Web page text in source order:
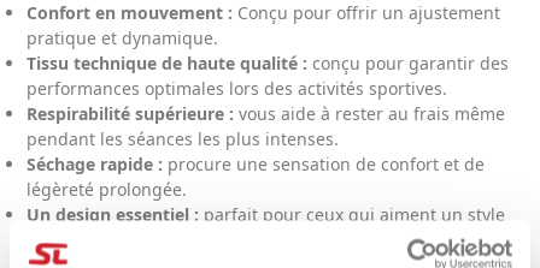
Confort en mouvement : Conçu pour offrir un ajustement
pratique et dynamique.
Tissu technique de haute qualité : conçu pour garantir des
performances optimales lors des activités sportives.
Respirabilité supérieure : vous aide à rester au frais même
pendant les séances les plus intenses.
Séchage rapide : procure une sensation de confort et de
légèreté prolongée.
Un design essentiel : parfait pour ceux qui aiment un style
épuré, moderne et polyvalent.